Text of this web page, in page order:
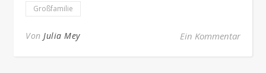
Großfamilie
Von Julia Mey Ein Kommentar